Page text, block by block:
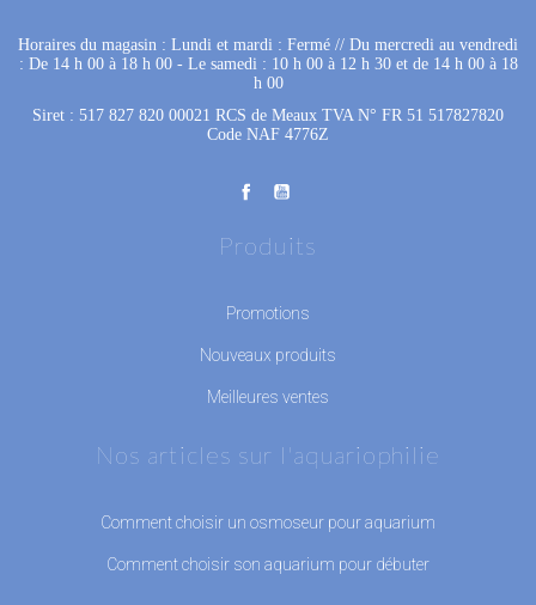
Horaires du magasin : Lundi et mardi : Fermé // Du mercredi au vendredi
: De 14 h 00 à 18 h 00 - Le samedi : 10 h 00 à 12 h 30 et de 14 h 00 à 18
h 00
Siret : 517 827 820 00021 RCS de Meaux TVA N° FR 51 517827820
Code NAF 4776Z
Produits
Promotions
Nouveaux produits
Meilleures ventes
Nos articles sur l'aquariophilie
Comment choisir un osmoseur pour aquarium
Comment choisir son aquarium pour débuter